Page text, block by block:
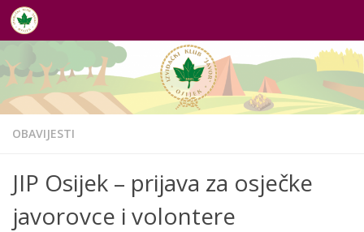
Skip to content
OBAVIJESTI
JIP Osijek – prijava za osječke
javorovce i volontere